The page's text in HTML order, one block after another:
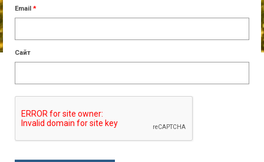
Email *
Сайт